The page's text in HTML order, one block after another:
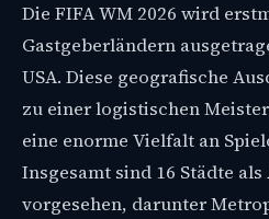
Die FIFA WM 2026 wird
Gastgeberländern
USA. Diese geografische
zu einer logistischen
eine enorme Vielfalt an
Insgesamt sind 16 Städte
vorgesehen, darunter